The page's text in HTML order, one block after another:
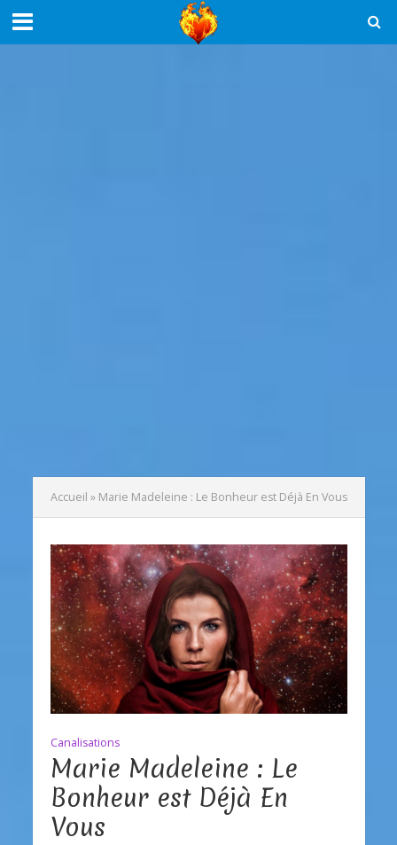
Accueil » Marie Madeleine : Le Bonheur est Déjà En Vous
Canalisations
Marie Madeleine : Le
Bonheur est Déjà En
Vous